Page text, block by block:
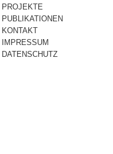
PROJEKTE
PUBLIKATIONEN
KONTAKT
IMPRESSUM
DATENSCHUTZ